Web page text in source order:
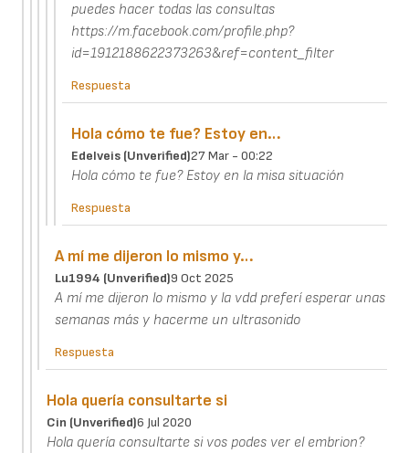
puedes hacer todas las consultas
https://m.facebook.com/profile.php?
id=1912188622373263&ref=content_filter
Respuesta
Hola cómo te fue? Estoy en…
Edelveis (unverified)27 Mar - 00:22
Hola cómo te fue? Estoy en la misa situación
Respuesta
A mí me dijeron lo mismo y…
Lu1994 (unverified)9 Oct 2025
A mí me dijeron lo mismo y la vdd preferí esperar unas
semanas más y hacerme un ultrasonido
Respuesta
Hola quería consultarte si
Cin (unverified)6 Jul 2020
Hola quería consultarte si vos podes ver el embrion?